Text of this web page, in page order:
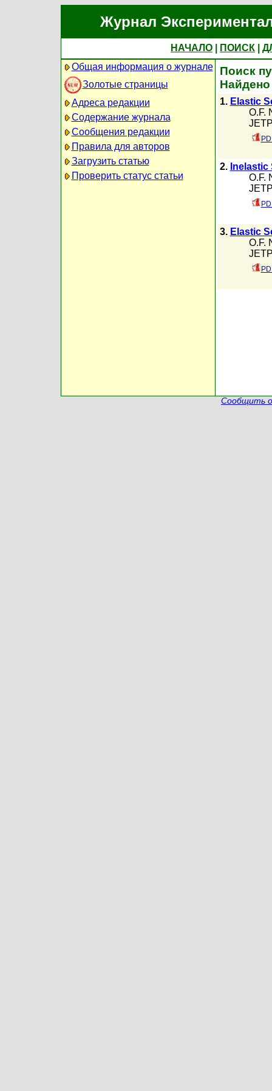
Журнал
НАЧАЛО ПОИСК
Общая информация о журнале
Золотые страницы
Адреса редакции
Содержание журнала
Сообщения редакции
Правила для авторов
Загрузить статью
Проверить статус статьи
Поиск
Найдено
1. Elastic
O.F.
2.
O.F.
3. Elastic
O.F.
Сообщить о